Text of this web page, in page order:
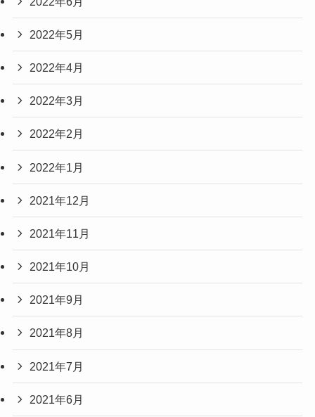
2022年5月
2022年4月
2022年3月
2022年2月
2022年1月
2021年12月
2021年11月
2021年10月
2021年9月
2021年8月
2021年7月
2021年6月